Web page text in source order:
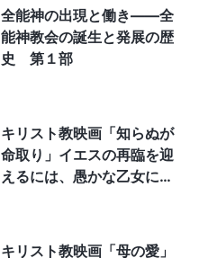
全能神の出現と働き——全
能神教会の誕生と発展の歴
史 第１部
キリスト教映画「知らぬが
命取り」イエスの再臨を迎
えるには、愚かな乙女にな
キリスト教映画「母の愛」